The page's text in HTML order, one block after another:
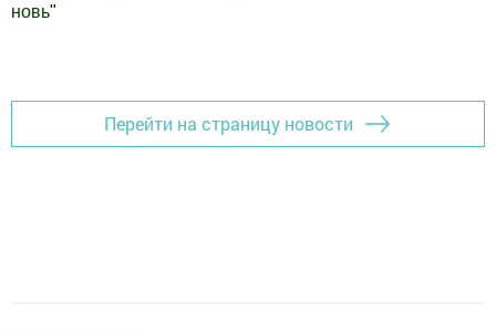
новь"
Перейти на страницу новости